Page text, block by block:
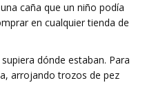
caña que un niño podía
en cualquier tienda de
dónde estaban. Para
arrojando trozos de pez